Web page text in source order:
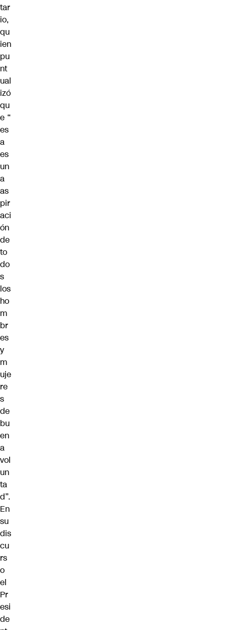
tar
io,
qu
ien
pu
nt
ual
izó
qu
e “
es
a
es
un
a
as
pir
aci
ón
de
to
do
s
los
ho
m
br
es
y
m
uje
re
s
de
bu
en
a
vol
un
ta
d”.
En
su
dis
cu
rs
o
el
Pr
esi
de